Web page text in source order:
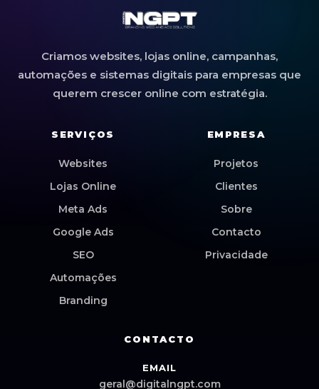
Criamos websites, lojas online, campanhas,
automações e sistemas digitais para empresas que
querem crescer online com estratégia.
SERVIÇOS
Websites
Lojas Online
Meta Ads
Google Ads
SEO
Automações
Branding
EMPRESA
Projetos
Clientes
Sobre
Contacto
Privacidade
CONTACTO
EMAIL
geral@digitalngpt.com